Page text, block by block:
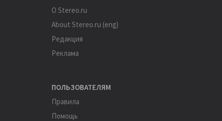
О Stereo.ru
About Stereo.ru (eng)
Редакция
Реклама
ПОЛЬЗОВАТЕЛЯМ
Правила
Помощь